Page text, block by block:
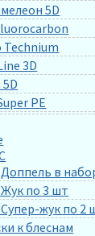
5D
Technium
3D
PE
в
по 3 шт
жук по 2
к блеснам